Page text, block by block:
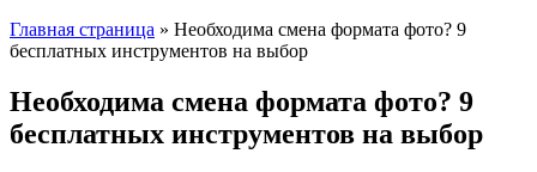
Главная страница » Необходима смена формата фото? 9
бесплатных инструментов на выбор
Необходима смена формата фото? 9
бесплатных инструментов на выбор